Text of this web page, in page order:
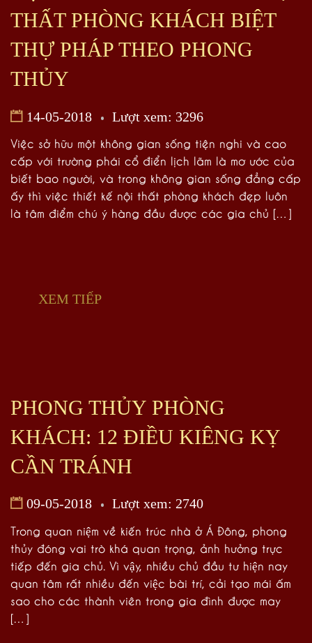
THẤT PHÒNG KHÁCH BIỆT
THỰ PHÁP THEO PHONG
THỦY
14-05-2018
Lượt xem: 3296
Việc sở hữu một không gian sống tiện nghi và cao
cấp với trường phái cổ điển lịch lãm là mơ ước của
biết bao người, và trong không gian sống đẳng cấp
ấy thì việc thiết kế nội thất phòng khách đẹp luôn
là tâm điểm chú ý hàng đầu được các gia chủ […]
XEM TIẾP
PHONG THỦY PHÒNG
KHÁCH: 12 ĐIỀU KIÊNG KỴ
CẦN TRÁNH
09-05-2018
Lượt xem: 2740
Trong quan niệm về kiến trúc nhà ở Á Đông, phong
thủy đóng vai trò khá quan trọng, ảnh hưởng trực
tiếp đến gia chủ. Vì vậy, nhiều chủ đầu tư hiện nay
quan tâm rất nhiều đến việc bài trí, cải tạo mái ấm
sao cho các thành viên trong gia đình được may
[…]